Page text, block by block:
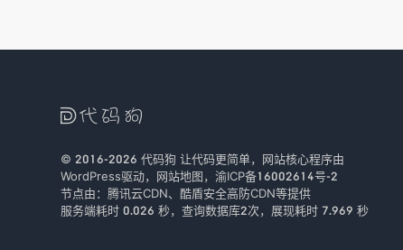

© 2016-2026 代码狗 让代码更简单，网站核心程序由
WordPress驱动， 网站地图， 渝ICP备16002614号-2
节点由： 腾讯云CDN、 酷盾安全高防CDN等提供
服务端耗时 0.026 秒，查询数据库2次， 展现耗时 7.969 秒